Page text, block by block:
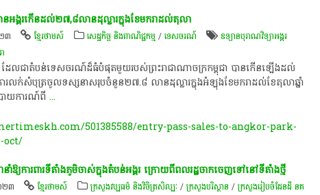
អង្គរ​កើន​ដល់​២៧,៨​លាន​ដុល្លារ​ក្នុង​ខែមករា​ដល់​តុលា​
២៣ ខ្មែរថាមស៍ សេដ្ឋកិច្ច និងពាណិជ្ជកម្ម/ទេសចរណ៍
ឧទ្យានបុរាណវិទ្យាអង្គរ
រ​ ដែល​ជា​តំបន់​ទេសចរណ៍​ដ៏​ធំ​បំផុត​មួយ​របស់​ព្រះរាជាណាចក្រ​កម្ពុជា​ បាន​កើនឡើង​ដល់​
លក់​សំបុត្រ​ចូល​ទស្សនា​សរុប​ចំនួន​២៧.៨​ លាន​ដុល្លារ​ក្នុង​អំឡុង​ខែមករា​ដល់​ខែតុលា​ឆ្នាំ​
ាយការណ៍​ពី ...
501385588/entry-pass-sales-to-angkor-park-
oct/
ាំ​ឱ្យ​ការពារ​ទីតាំង​ភូមិ​ចាស់​ក្នុង​តំបន់​អង្គរ​ ​ក្រោយ​ពី​ពលរដ្ឋ​ចាកចេញ​ទៅ​នៅ​ទីតាំង​ថ្មី
២៣ ខ្មែរថាមស៍ ក្រសួងវប្បធម៌ និងវិចិត្រសិល្បៈ /ក្រសួងបរិស្ថាន /ក្រសួងរៀបចំដែនដី នគ